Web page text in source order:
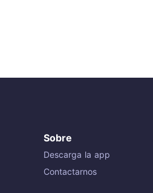
Sobre
Descarga la app
Contactarnos